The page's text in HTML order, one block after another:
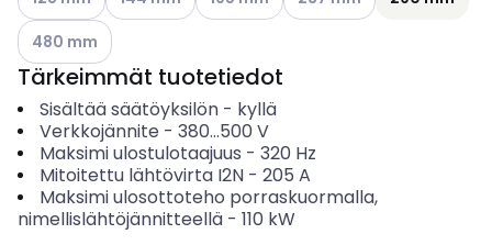
Katso käytettävissä olevat vaihtoehdot
480 mm
Tärkeimmät tuotetiedot
Sisältää säätöyksilön- kyllä
Verkkojännite - 380...500 V
Maksimi ulostulotaajuus - 320 Hz
Mitoitettu lähtövirta I2N- 205 A
Maksimi ulosottoteho porraskuormalla,
nimellislähtöjännitteellä - 110 kW